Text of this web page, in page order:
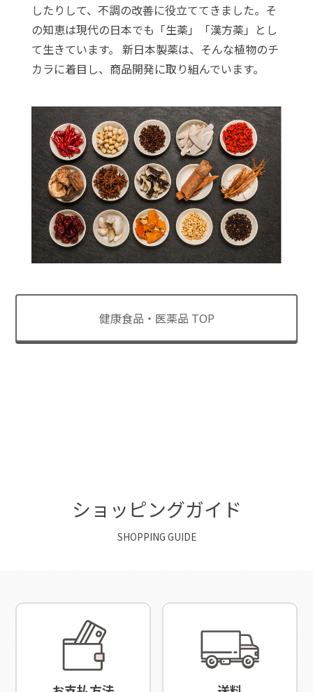
したりして、不調の改善に役立ててきました。そ
の知恵は現代の日本でも「生薬」「漢方薬」とし
て生きています。 新日本製薬は、そんな植物のチ
カラに着目し、商品開発に取り組んでいます。
健康食品・医薬品 TOP
ショッピングガイド
SHOPPING GUIDE